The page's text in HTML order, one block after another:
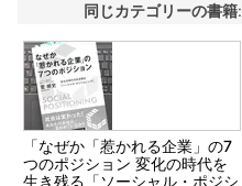
同じカテゴリーの書籍:
「なぜか「惹かれる企業」の7
つのポジション 変化の時代を
生き残る「ソーシャル・ポジシ